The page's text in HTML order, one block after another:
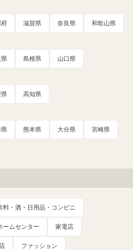
滋賀県 奈良県 和歌山県
島根県 山口県
高知県
熊本県 大分県 宮崎県
料・酒・日用品・コンビニ
ームセンター 家電店
ファッション